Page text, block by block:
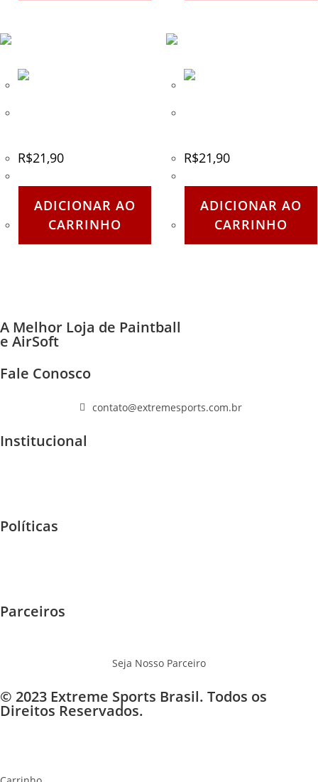
R$21,90
ADICIONAR AO
CARRINHO
R$21,90
ADICIONAR AO
CARRINHO
A Melhor Loja de Paintball
e AirSoft
Fale Conosco
contato@extremesports.com.br
Institucional
Políticas
Parceiros
Seja Nosso Parceiro
© 2023 Extreme Sports Brasil. Todos os
Direitos Reservados.